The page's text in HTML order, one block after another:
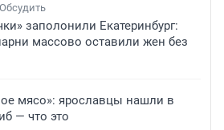
Обсудить
заполонили Екатеринбург:
массово оставили жен без
мясо»: ярославцы нашли в
— что это